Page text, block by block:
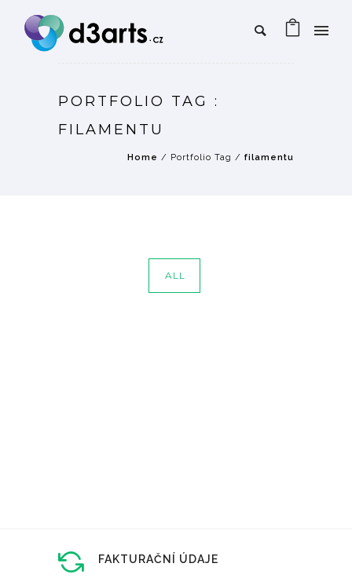
PORTFOLIO TAG :
FILAMENTU
Home / Portfolio Tag / filamentu
ALL
FAKTURAČNÍ ÚDAJE